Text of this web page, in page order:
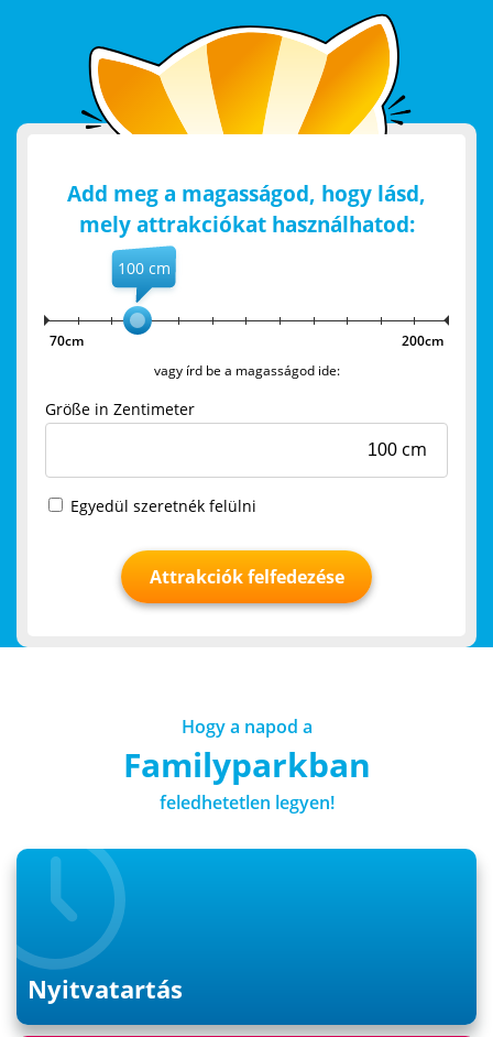
Add meg a magasságod, hogy lásd,
mely attrakciókat használhatod:
70cm
200cm
vagy írd be a magasságod ide:
Größe in Zentimeter
cm
Egyedül szeretnék felülni
Attrakciók felfedezése
Hogy a napod a
Familyparkban
feledhetetlen legyen!
Nyitvatartás